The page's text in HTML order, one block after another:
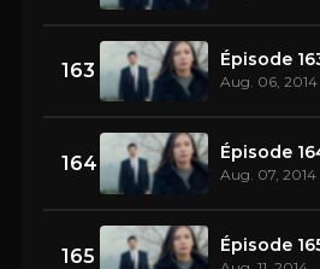
163 Épisode
Aug. 06, 2014
164 Épisode
Aug. 07, 2014
165 Épisode